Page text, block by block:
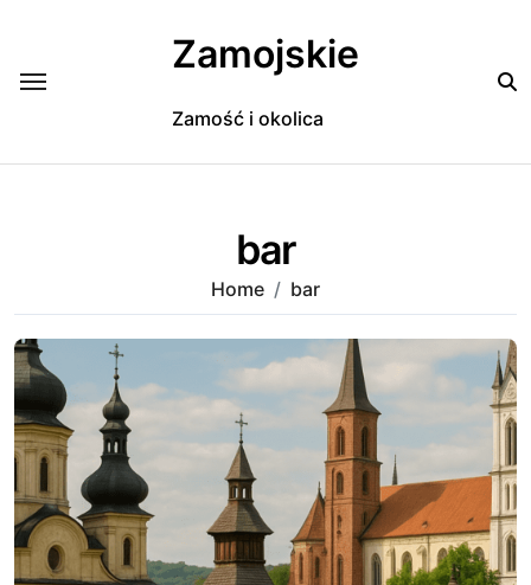
Zamojskie
Zamość i okolica
bar
Home bar